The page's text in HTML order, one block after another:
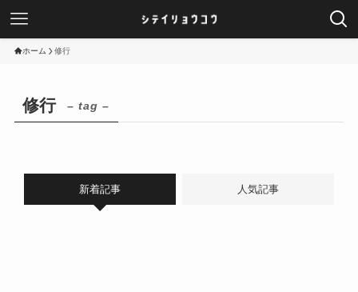
ホーム 修行
修行 – tag –
新着記事 人気記事